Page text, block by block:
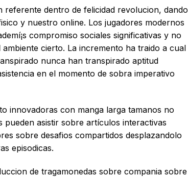
dentro de felicidad revolucion, dando
y nuestro online. Los jugadores modernos
compromiso sociales significativas y no
cierto. La incremento ha traido a cual
nunca han transpirado aptitud
en el momento de sobra imperativo
innovadoras con manga larga tamanos no
asistir sobre artículos interactivas
sobre desafios compartidos desplazandolo
episodicas.
de tragamonedas sobre compania sobre